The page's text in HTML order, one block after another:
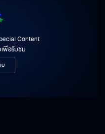
Content
เพื่อรับชม
บ
8]
8]